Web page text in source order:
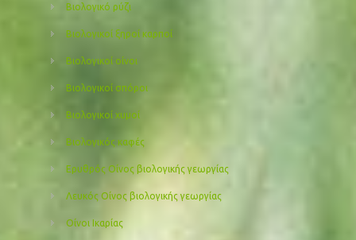
Βιολογικό ρύζι
Βιολογικοί ξηροί καρποί
Βιολογικοί οίνοι
Βιολογικοί σπόροι
Βιολογικοί χυμοί
Βιολογικός καφές
Ερυθρός Οίνος βιολογικής γεωργίας
Λευκός Οίνος βιολογικής γεωργίας
Οίνοι Ικαρίας